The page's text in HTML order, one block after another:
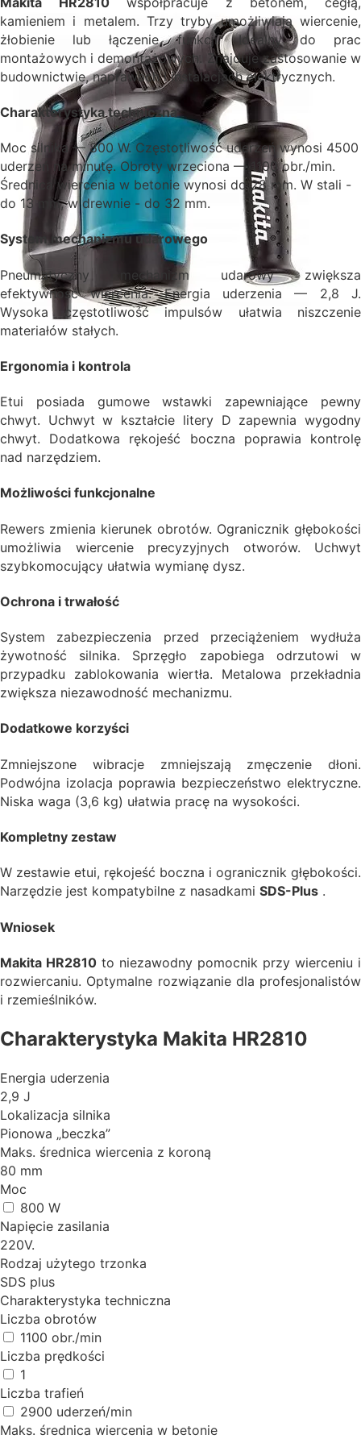
kamieniem i metalem. Trzy tryby umożliwiają wiercenie,
żłobienie lub łączenie funkcji. Idealny do prac
montażowych i demontażowych. Znajduje zastosowanie w
budownictwie, naprawach i instalacjach elektrycznych.
Charakterystyka techniczna
Moc silnika — 800 W. Częstotliwość uderzeń wynosi 4500
uderzeń na minutę. Obroty wrzeciona — 1100 obr./min.
Średnica wiercenia w betonie wynosi do 28 mm. W stali -
do 13 mm, w drewnie - do 32 mm.
System mechanizmu udarowego
Pneumatyczny mechanizm udarowy zwiększa
efektywność wiercenia. Energia uderzenia — 2,8 J.
Wysoka częstotliwość impulsów ułatwia niszczenie
materiałów stałych.
Ergonomia i kontrola
Etui posiada gumowe wstawki zapewniające pewny
chwyt. Uchwyt w kształcie litery D zapewnia wygodny
chwyt. Dodatkowa rękojeść boczna poprawia kontrolę
nad narzędziem.
Możliwości funkcjonalne
Rewers zmienia kierunek obrotów. Ogranicznik głębokości
umożliwia wiercenie precyzyjnych otworów. Uchwyt
szybkomocujący ułatwia wymianę dysz.
Ochrona i trwałość
System zabezpieczenia przed przeciążeniem wydłuża
żywotność silnika. Sprzęgło zapobiega odrzutowi w
przypadku zablokowania wiertła. Metalowa przekładnia
zwiększa niezawodność mechanizmu.
Dodatkowe korzyści
Zmniejszone wibracje zmniejszają zmęczenie dłoni.
Podwójna izolacja poprawia bezpieczeństwo elektryczne.
Niska waga (3,6 kg) ułatwia pracę na wysokości.
Kompletny zestaw
W zestawie etui, rękojeść boczna i ogranicznik głębokości.
Narzędzie jest kompatybilne z nasadkami SDS-Plus .
Wniosek
Makita HR2810 to niezawodny pomocnik przy wierceniu i
rozwiercaniu. Optymalne rozwiązanie dla profesjonalistów
i rzemieślników.
Charakterystyka Makita HR2810
Energia uderzenia
2,9 J
Lokalizacja silnika
Pionowa „beczka”
Maks. średnica wiercenia z koroną
80 mm
Moc
800 W
Napięcie zasilania
220V.
Rodzaj użytego trzonka
SDS plus
Charakterystyka techniczna
Liczba obrotów
1100 obr./min
Liczba prędkości
1
Liczba trafień
2900 uderzeń/min
Maks. średnica wiercenia w betonie